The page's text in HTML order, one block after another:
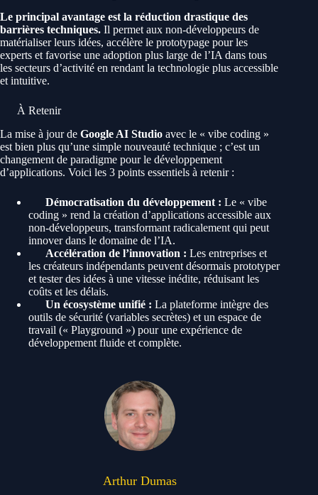
Le principal avantage est la réduction drastique des
barrières techniques. Il permet aux non-développeurs de
matérialiser leurs idées, accélère le prototypage pour les
experts et favorise une adoption plus large de l’IA dans tous
les secteurs d’activité en rendant la technologie plus accessible
et intuitive.
À Retenir
La mise à jour de Google AI Studio avec le « vibe coding »
est bien plus qu’une simple nouveauté technique ; c’est un
changement de paradigme pour le développement
d’applications. Voici les 3 points essentiels à retenir :
Démocratisation du développement : Le « vibe
coding » rend la création d’applications accessible aux
non-développeurs, transformant radicalement qui peut
innover dans le domaine de l’IA.
Accélération de l’innovation : Les entreprises et
les créateurs indépendants peuvent désormais prototyper
et tester des idées à une vitesse inédite, réduisant les
coûts et les délais.
Un écosystème unifié : La plateforme intègre des
outils de sécurité (variables secrètes) et un espace de
travail (« Playground ») pour une expérience de
développement fluide et complète.
Arthur Dumas